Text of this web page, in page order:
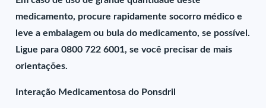
medicamento, procure rapidamente socorro médico e
leve a embalagem ou bula do medicamento, se possível.
Ligue para 0800 722 6001, se você precisar de mais
orientações.
Interação Medicamentosa do Ponsdril